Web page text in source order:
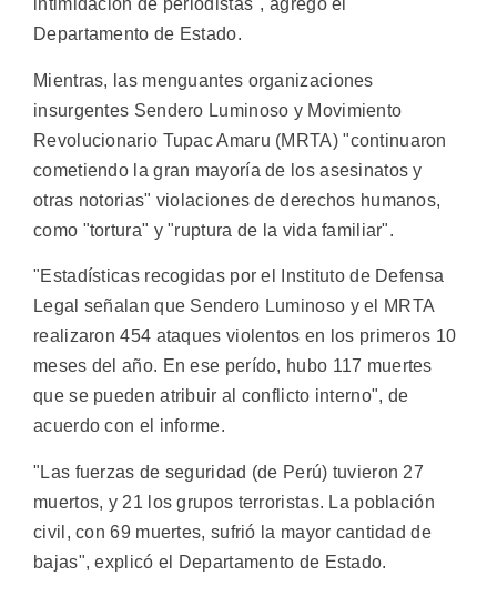
intimidación de periodistas", agregó el
Departamento de Estado.
Mientras, las menguantes organizaciones
insurgentes Sendero Luminoso y Movimiento
Revolucionario Tupac Amaru (MRTA) "continuaron
cometiendo la gran mayoría de los asesinatos y
otras notorias" violaciones de derechos humanos,
como "tortura" y "ruptura de la vida familiar".
"Estadísticas recogidas por el Instituto de Defensa
Legal señalan que Sendero Luminoso y el MRTA
realizaron 454 ataques violentos en los primeros 10
meses del año. En ese perído, hubo 117 muertes
que se pueden atribuir al conflicto interno", de
acuerdo con el informe.
"Las fuerzas de seguridad (de Perú) tuvieron 27
muertos, y 21 los grupos terroristas. La población
civil, con 69 muertes, sufrió la mayor cantidad de
bajas", explicó el Departamento de Estado.